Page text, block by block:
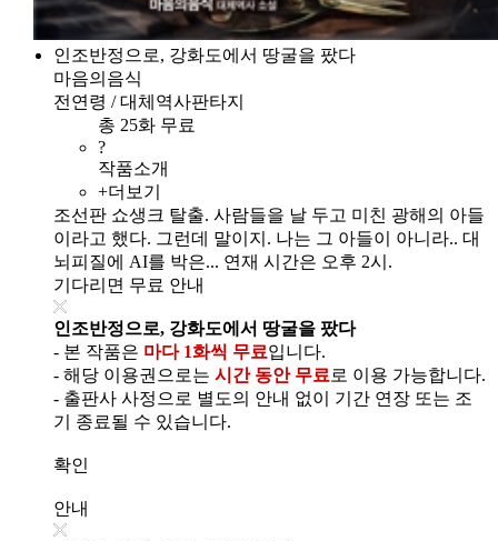
인조반정으로, 강화도에서 땅굴을 팠다
마음의음식
전연령 / 대체역사판타지
총 25화 무료
?
작품소개
+더보기
조선판 쇼생크 탈출. 사람들을 날 두고 미친 광해의 아들
이라고 했다. 그런데 말이지. 나는 그 아들이 아니라.. 대
뇌피질에 AI를 박은... 연재 시간은 오후 2시.
기다리면 무료 안내
인조반정으로, 강화도에서 땅굴을 팠다
- 본 작품은 마다 1화씩 무료입니다.
- 해당 이용권으로는 시간 동안 무료 로 이용 가능합니다.
- 출판사 사정으로 별도의 안내 없이 기간 연장 또는 조
기 종료될 수 있습니다.
확인
안내